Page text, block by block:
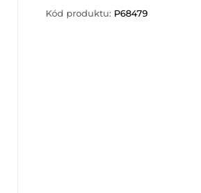
Kód produktu: P68479